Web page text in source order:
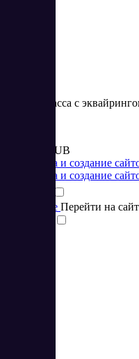
Онлайн-касса с
от 4 500 RUB
Разработка и создание
Разработка и создание
Подробнее Перейти на сайт